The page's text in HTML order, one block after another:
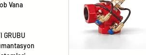
Vana
GRUBU